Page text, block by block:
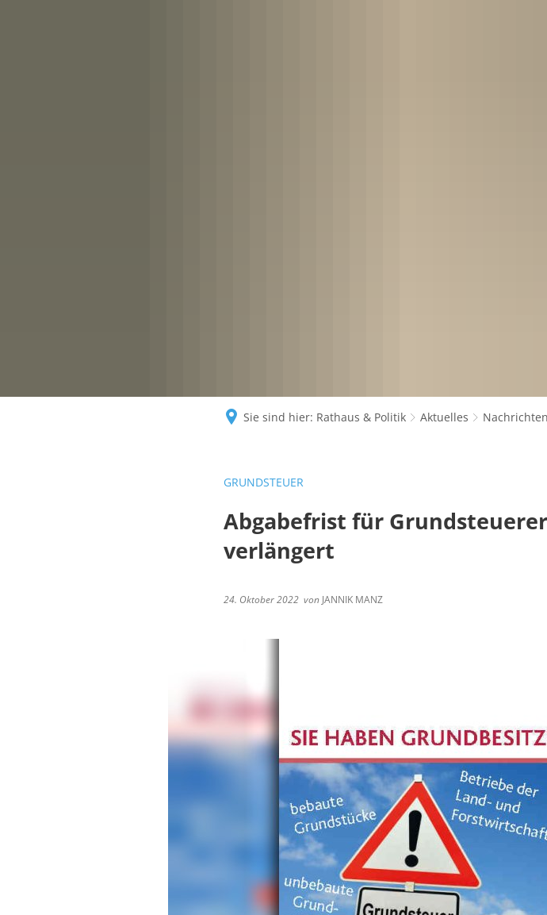
Sie sind hier: Rathaus & Politik Aktuelles Nachrichten
GRUNDSTEUER
Abgabefrist für
verlängert
24. Oktober 2022 von JANNIK MANZ